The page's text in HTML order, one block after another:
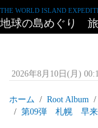
THE WORLD ISLAND
地球の島めぐり
2026年8月10日(月)
ホーム Root Album
第09弾 札幌 早来